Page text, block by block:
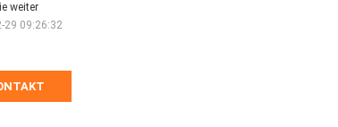
weiter
29 09:26:32